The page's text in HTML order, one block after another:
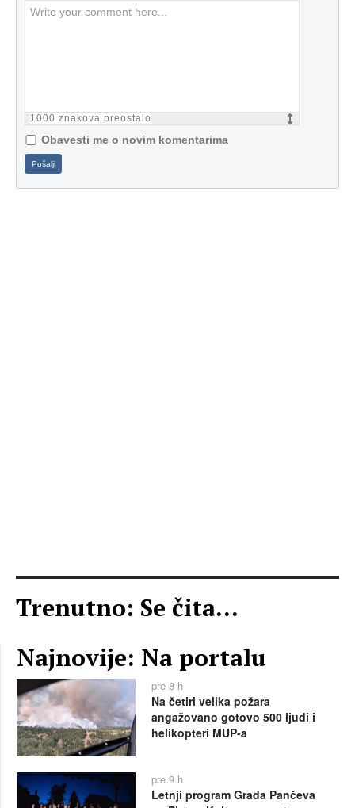
1000 znakova preostalo
Obavesti me o novim komentarima
Pošalji
Trenutno: Se čita...
Najnovije: Na portalu
pre 8 h
Na četiri velika požara
angažovano gotovo 500 ljudi i
helikopteri MUP-a
pre 9 h
Letnji program Grada Pančeva